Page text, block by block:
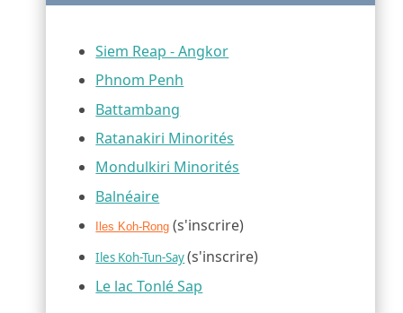
Siem Reap - Angkor
Phnom Penh
Battambang
Ratanakiri Minorités
Mondulkiri Minorités
Balnéaire
Iles Koh-Rong (s'inscrire)
Iles Koh-Tun-Say(s'inscrire)
Le lac Tonlé Sap